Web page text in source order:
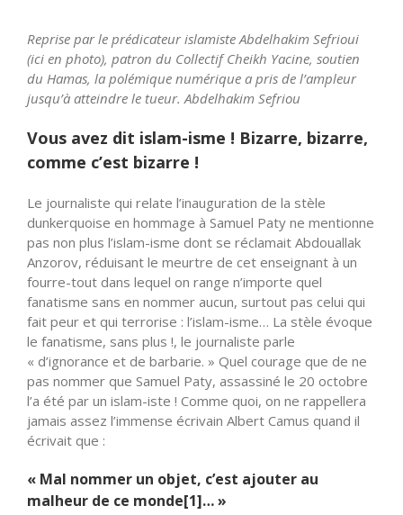
Reprise par le prédicateur islamiste Abdelhakim Sefrioui
(ici en photo), patron du Collectif Cheikh Yacine, soutien
du Hamas, la polémique numérique a pris de l’ampleur
jusqu’à atteindre le tueur. Abdelhakim Sefriou
Vous avez dit islam-isme ! Bizarre, bizarre,
comme c’est bizarre !
Le journaliste qui relate l’inauguration de la stèle
dunkerquoise en hommage à Samuel Paty ne mentionne
pas non plus l’islam-isme dont se réclamait Abdouallak
Anzorov, réduisant le meurtre de cet enseignant à un
fourre-tout dans lequel on range n’importe quel
fanatisme sans en nommer aucun, surtout pas celui qui
fait peur et qui terrorise : l’islam-isme… La stèle évoque
le fanatisme, sans plus !, le journaliste parle
« d’ignorance et de barbarie. » Quel courage que de ne
pas nommer que Samuel Paty, assassiné le 20 octobre
l’a été par un islam-iste ! Comme quoi, on ne rappellera
jamais assez l’immense écrivain Albert Camus quand il
écrivait que :
« Mal nommer un objet, c’est ajouter au
malheur de ce monde[1]… »